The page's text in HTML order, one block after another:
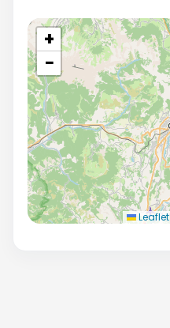
+
−
Leaflet